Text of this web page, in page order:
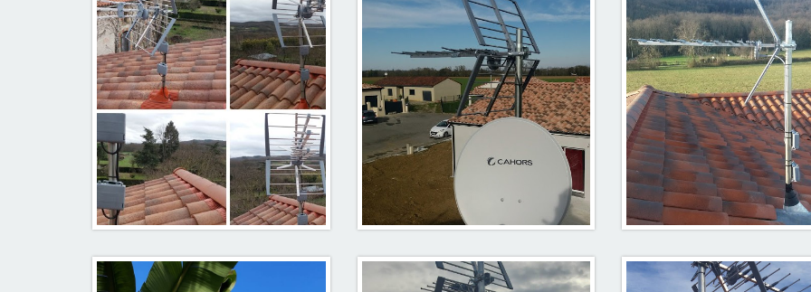
Antenne tv Antenne UHF avec couplage
parabole
Antenne UHF avec